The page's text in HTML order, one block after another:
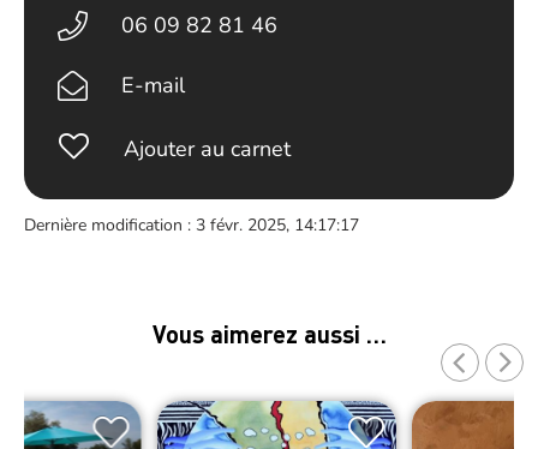
06 09 82 81 46
E-mail
Ajouter au carnet
Dernière modification : 3 févr. 2025, 14:17:17
Vous aimerez aussi …